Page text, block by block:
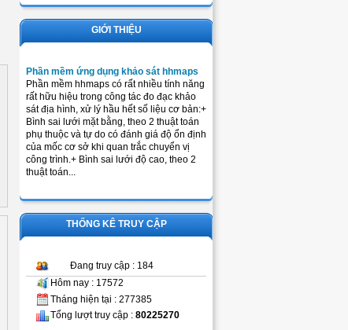
GIỚI THIỆU
Phần mềm ứng dụng khảo sát hhmaps
Phần mềm hhmaps có rất nhiều tính năng
rất hữu hiệu trong công tác đo đạc khảo
sát địa hình, xử lý hầu hết số liệu cơ bản:+
Bình sai lưới mặt bằng, theo 2 thuật toán
phụ thuộc và tự do có đánh giá độ ổn định
của mốc cơ sở khi quan trắc chuyển vị
công trình.+ Bình sai lưới độ cao, theo 2
thuật toán...
THỐNG KÊ TRUY CẬP
Đang truy cập : 184
Hôm nay : 17572
Tháng hiện tại : 277385
Tổng lượt truy cập : 80225270